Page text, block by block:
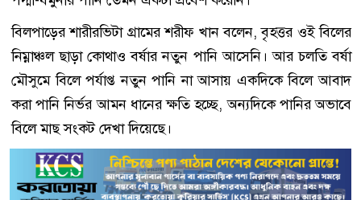
বিলপাড়ের শারীরভিটা গ্রামের শরীফ খান বলেন, বৃহত্তর ওই বিলের
নিম্নাঞ্চল ছাড়া কোথাও বর্ষার নতুন পানি আসেনি। আর চলতি বর্ষা
মৌসুমে বিলে পর্যাপ্ত নতুন পানি না আসায় একদিকে বিলে আবাদ
করা পানি নির্ভর আমন ধানের ক্ষতি হচ্ছে, অন্যদিকে পানির অভাবে
বিলে মাছ সংকট দেখা দিয়েছে।